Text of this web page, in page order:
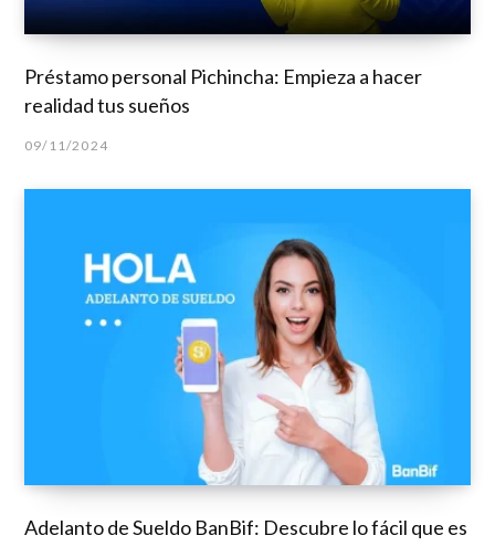
Préstamo personal Pichincha: Empieza a hacer
realidad tus sueños
09/11/2024
Adelanto de Sueldo BanBif: Descubre lo fácil que es